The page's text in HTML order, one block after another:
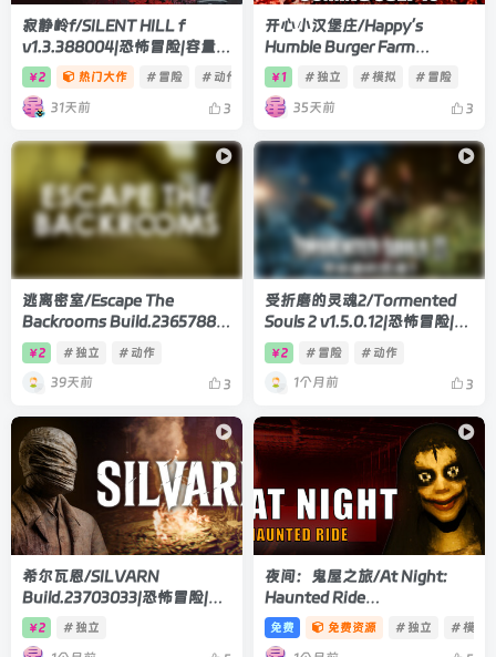
寂静岭f/SILENT HILL f
v1.3.388004|恐怖冒险|容量
49GB|官方中文版
￥2 热门大作 # 冒险 # 动作
31天前 3
开心小汉堡庄/Happy’s
Humble Burger Farm
Build.23553717|恐怖冒险|容
量9.2GB|官方中文版
￥1 # 独立 # 模拟 # 冒险
35天前 3
逃离密室/Escape The
Backrooms Build.23657885|
恐怖冒险|容量26.5GB|官方中
文版
￥2 # 独立 # 动作
39天前 3
受折磨的灵魂2/Tormented
Souls 2 v1.5.0.12|恐怖冒险|容
量24.3GB|官方中文版
￥2 # 冒险 # 动作
1个月前 3
希尔瓦恩/SILVARN
Build.23703033|恐怖冒险|容
量11.6GB|官方中文版
￥2 # 独立
夜间：鬼屋之旅/At Night:
Haunted Ride
Build.23303809|恐怖冒险|容
量991MB|官方中文版
免费 免费资源 # 独立 # 模拟